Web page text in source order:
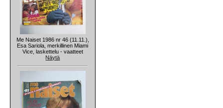
Me Naiset 1986 nr 46 (11.11.),
Esa Sariola, merkillinen Miami
Vice, laskettelu - vaatteet
Näytä